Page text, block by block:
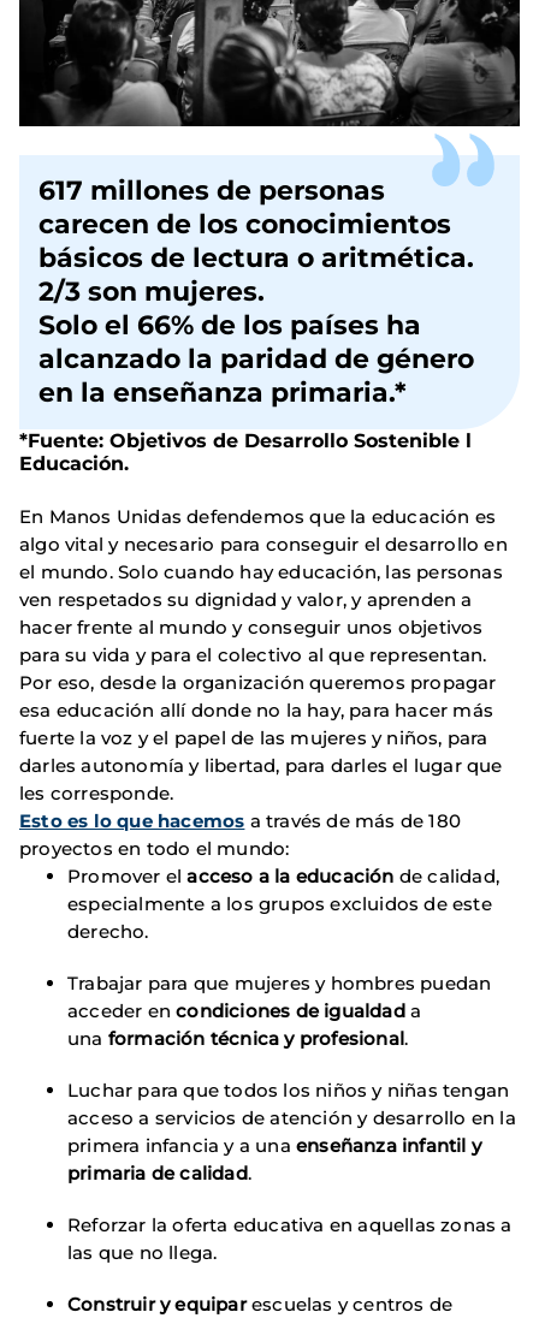
617 millones de personas
carecen de los conocimientos
básicos de lectura o aritmética.
2/3 son mujeres.
Solo el 66% de los países ha
alcanzado la paridad de género
en la enseñanza primaria.*
*Fuente: Objetivos de Desarrollo Sostenible l
Educación.
En Manos Unidas defendemos que la educación es
algo vital y necesario para conseguir el desarrollo en
el mundo. Solo cuando hay educación, las personas
ven respetados su dignidad y valor, y aprenden a
hacer frente al mundo y conseguir unos objetivos
para su vida y para el colectivo al que representan.
Por eso, desde la organización queremos propagar
esa educación allí donde no la hay, para hacer más
fuerte la voz y el papel de las mujeres y niños, para
darles autonomía y libertad, para darles el lugar que
les corresponde.
Esto es lo que hacemos a través de más de 180
proyectos en todo el mundo:
Promover elacceso a la educación de calidad,
especialmente a los grupos excluidos de este
derecho.
Trabajar para que mujeres y hombres puedan
acceder encondiciones de igualdada
una formación técnica y profesional.
Luchar para que todos los niños y niñas tengan
acceso a servicios de atención y desarrollo en la
primera infancia y a una enseñanza infantil y
primaria de calidad.
Reforzar la oferta educativa en aquellas zonas a
las que no llega.
Construir y equiparescuelas y centros de